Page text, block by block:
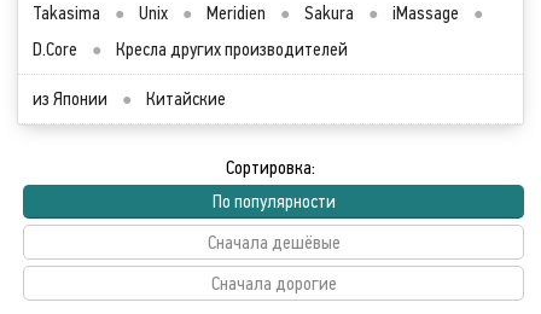
Takasima
● Unix ● Meridien ● Sakura ● iMassage
●
D.Core
● Кресла других производителей
из Японии ● Китайские
Сортировка:
По популярности
Сначала дешёвые
Сначала дорогие